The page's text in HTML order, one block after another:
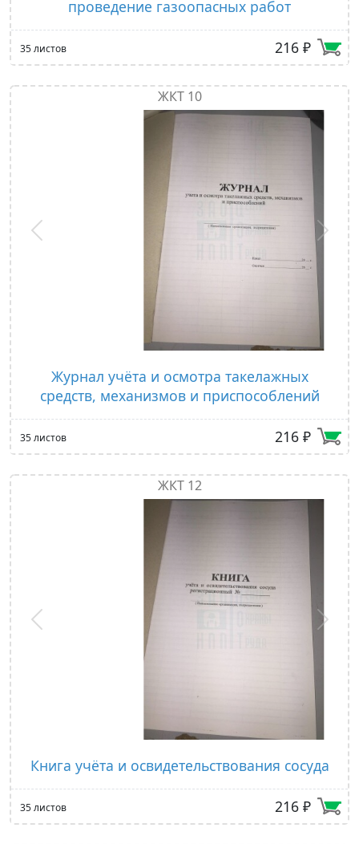
проведение газоопасных работ
35 листов 216 ₽
ЖКТ 10
Предыдущий
Журнал учёта и осмотра такелажных
средств, механизмов и приспособлений
35 листов 216 ₽
ЖКТ 12
Предыдущий
Книга учёта и освидетельствования сосуда
35 листов 216 ₽